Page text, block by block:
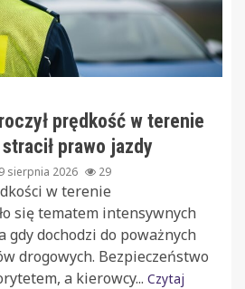
prędkość w terenie
prawo jazdy
9 sierpnia 2026 29
w terenie
się tematem intensywnych
gdy dochodzi do poważnych
drogowych. Bezpieczeństwo
a kierowcy... Czytaj